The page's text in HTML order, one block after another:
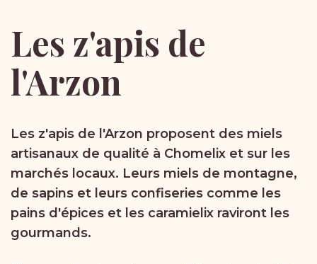
Les z'apis de
l'Arzon
Les z'apis de l'Arzon proposent des miels
artisanaux de qualité à Chomelix et sur les
marchés locaux. Leurs miels de montagne,
de sapins et leurs confiseries comme les
pains d'épices et les caramielix raviront les
gourmands.